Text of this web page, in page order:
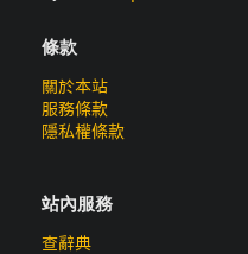
條款
關於本站
服務條款
隱私權條款
站內服務
查辭典